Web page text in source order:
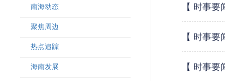
南海动态
聚焦周边
热点追踪
海南发展
【 时事
【 时事
【 时事